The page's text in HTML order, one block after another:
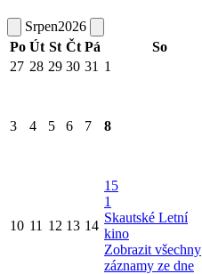
Srpen2026
Po Út St Čt Pá So
27 28 29 30 31 1
3 4 5 6 7 8
10 11 12 13 14
15
1
Skautské Letní
kino
Zobrazit všechny
záznamy ze dne